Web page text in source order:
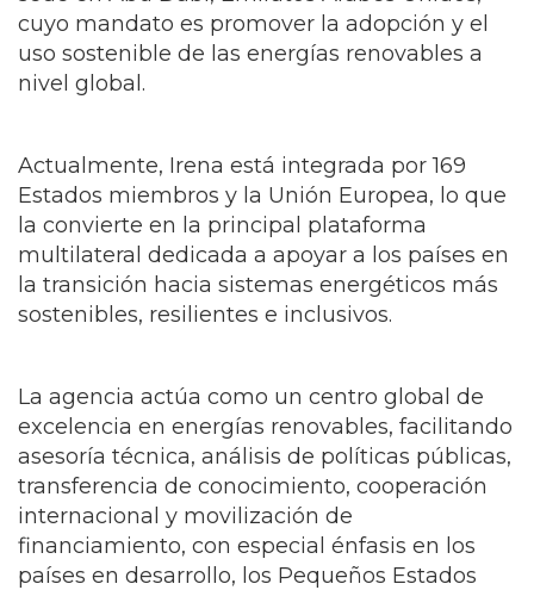
sede en Abu Dabi, Emiratos Árabes Unidos,
cuyo mandato es promover la adopción y el
uso sostenible de las energías renovables a
Actualmente, Irena está integrada por 169
Estados miembros y la Unión Europea, lo que
la convierte en la principal plataforma
multilateral dedicada a apoyar a los países en
la transición hacia sistemas energéticos más
La agencia actúa como un centro global de
excelencia en energías renovables, facilitando
asesoría técnica, análisis de políticas públicas,
transferencia de conocimiento, cooperación
internacional y movilización de
financiamiento, con especial énfasis en los